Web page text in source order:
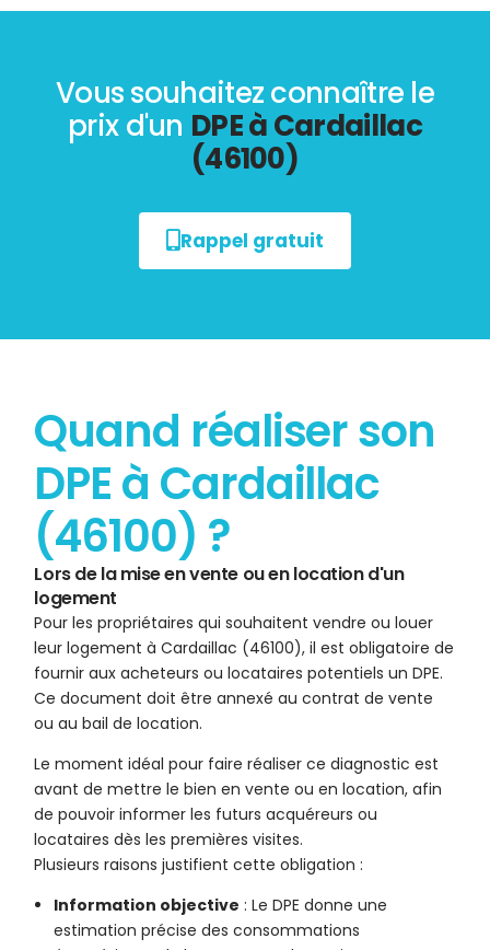
Vous souhaitez connaître le
prix d'un DPE à Cardaillac
(46100)
Rappel gratuit
Quand réaliser son
DPE à Cardaillac
(46100) ?
Lors de la mise en vente ou en location d'un
logement
Pour les propriétaires qui souhaitent vendre ou louer
leur logement à Cardaillac (46100), il est obligatoire de
fournir aux acheteurs ou locataires potentiels un DPE.
Ce document doit être annexé au contrat de vente
ou au bail de location.
Le moment idéal pour faire réaliser ce diagnostic est
avant de mettre le bien en vente ou en location, afin
de pouvoir informer les futurs acquéreurs ou
locataires dès les premières visites.
Plusieurs raisons justifient cette obligation :
Information objective : Le DPE donne une
estimation précise des consommations